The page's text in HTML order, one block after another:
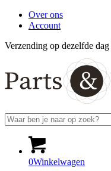
Over ons
Account
Verzending op dezelfde dag
0Winkelwagen